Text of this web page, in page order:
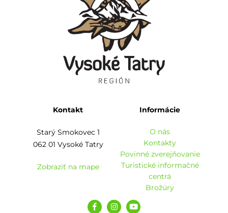
Kontakt
Starý Smokovec 1
062 01 Vysoké Tatry
Zobraziť na mape
Informácie
O nás
Kontakty
Povinné zverejňovanie
Turistické informačné
centrá
Brožúry